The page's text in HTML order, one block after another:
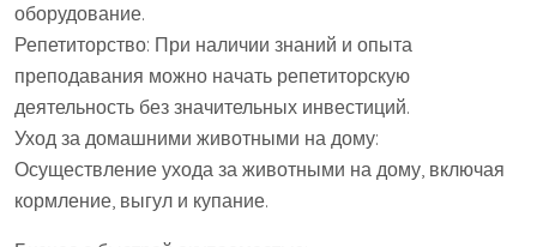
оборудование.
Репетиторство: При наличии знаний и опыта
преподавания можно начать репетиторскую
деятельность без значительных инвестиций.
Уход за домашними животными на дому:
Осуществление ухода за животными на дому, включая
кормление, выгул и купание.